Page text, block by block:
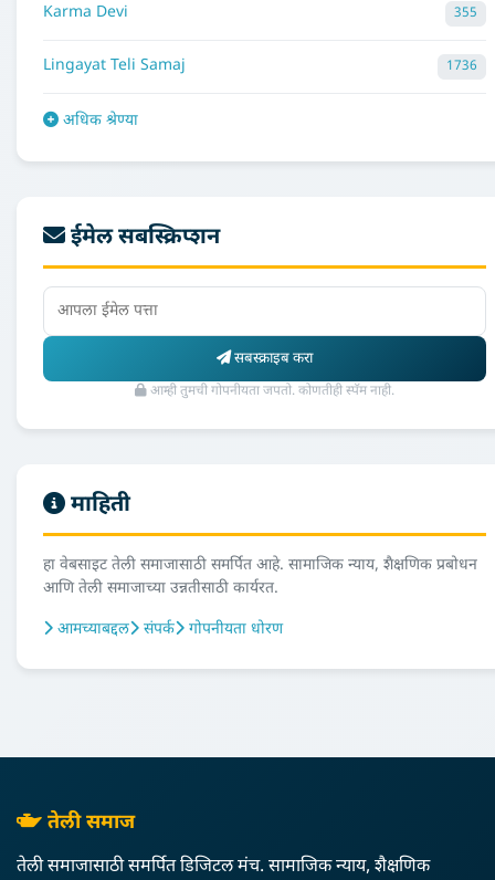
Karma Devi 355
Lingayat Teli Samaj 1736
अधिक श्रेण्या
ईमेल सबस्क्रिप्शन
सबस्क्राइब करा
आम्ही तुमची गोपनीयता जपतो. कोणतीही स्पॅम नाही.
माहिती
हा वेबसाइट तेली समाजासाठी समर्पित आहे. सामाजिक न्याय, शैक्षणिक प्रबोधन
आणि तेली समाजाच्या उन्नतीसाठी कार्यरत.
आमच्याबद्दल
संपर्क गोपनीयता धोरण
तेली समाज
तेली समाजासाठी समर्पित डिजिटल मंच. सामाजिक न्याय, शैक्षणिक